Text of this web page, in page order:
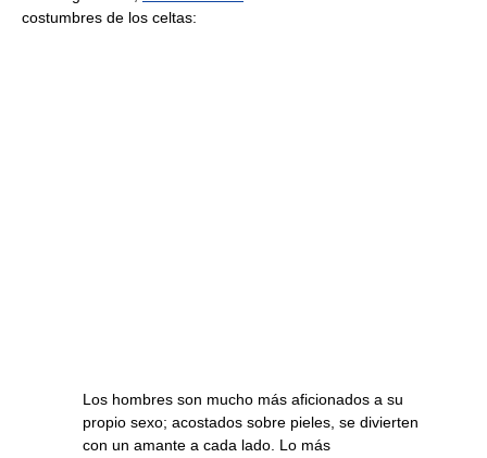
costumbres de los celtas:
Los hombres son mucho más aficionados a su
propio sexo; acostados sobre pieles, se divierten
con un amante a cada lado. Lo más